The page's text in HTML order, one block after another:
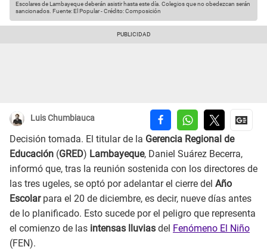
Escolares de Lambayeque deberán asistir hasta este día. Colegios que no obedezcan serán
sancionados. Fuente: El Popular-Crédito: Composición
Luis Chumbiauca
Decisión tomada. El titular de la Gerencia Regional de
Educación (GRED) Lambayeque, Daniel Suárez Becerra,
informó que, tras la reunión sostenida con los directores de
las tres ugeles, se optó por adelantar el cierre del Año
Escolarpara el 20 de diciembre, es decir, nueve días antes
de lo planificado. Esto sucede por el peligro que representa
el comienzo de las intensas lluvias del Fenómeno El Niño
(FEN).